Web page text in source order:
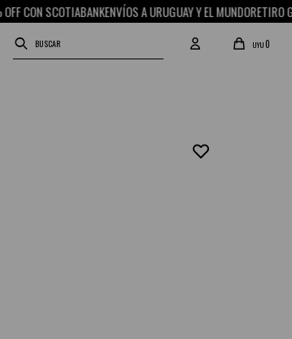
ENVÍOS A URUGUAY Y EL MUNDORETIRO GRATIS
UYU0